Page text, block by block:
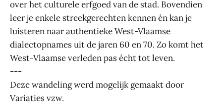
over het culturele erfgoed van de stad. Bovendien
leer je enkele streekgerechten kennen én kan je
luisteren naar authentieke West-Vlaamse
dialectopnames uit de jaren 60 en 70. Zo komt het
West-Vlaamse verleden pas écht tot leven.
---
Deze wandeling werd mogelijk gemaakt door
Variaties vzw.